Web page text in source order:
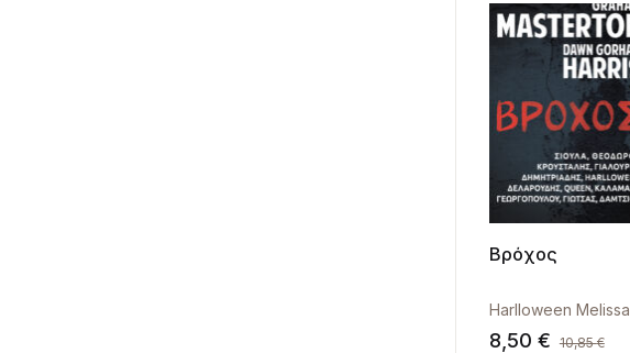
Βρόχος
Harlloween Melissa
8,50 € 10,85€